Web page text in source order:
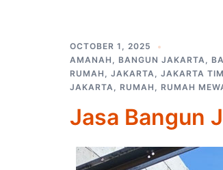
OCTOBER 1, 2025
AMANAH , BANGUN JAKARTA,
RUMAH , JAKARTA, JAKARTA
JAKARTA, RUMAH , RUMAH
Jasa Bangun